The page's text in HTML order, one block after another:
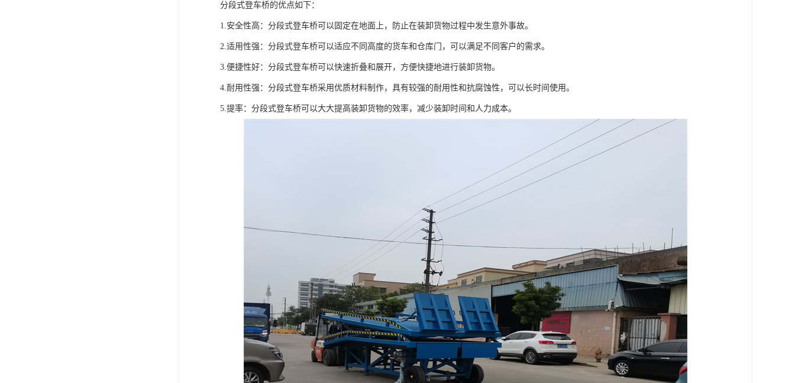
分段式登车桥的优点如下：
1.安全性高：分段式登车桥可以固定在地面上，防止在装卸货物过程中发生意外事故。
2.适用性强：分段式登车桥可以适应不同高度的货车和仓库门，可以满足不同客户的需求。
3.便捷性好：分段式登车桥可以快速折叠和展开，方便快捷地进行装卸货物。
4.耐用性强：分段式登车桥采用优质材料制作，具有较强的耐用性和抗腐蚀性，可以长时间使用。
5.提率：分段式登车桥可以大大提高装卸货物的效率，减少装卸时间和人力成本。